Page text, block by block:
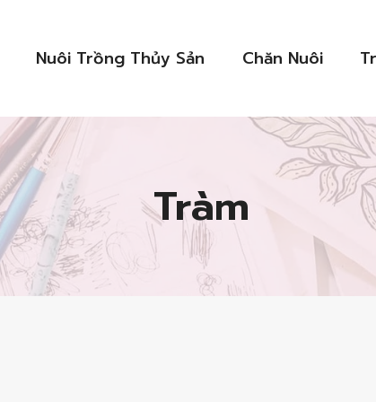
Nuôi Trồng Thủy Sản Chăn Nuôi
Tràm